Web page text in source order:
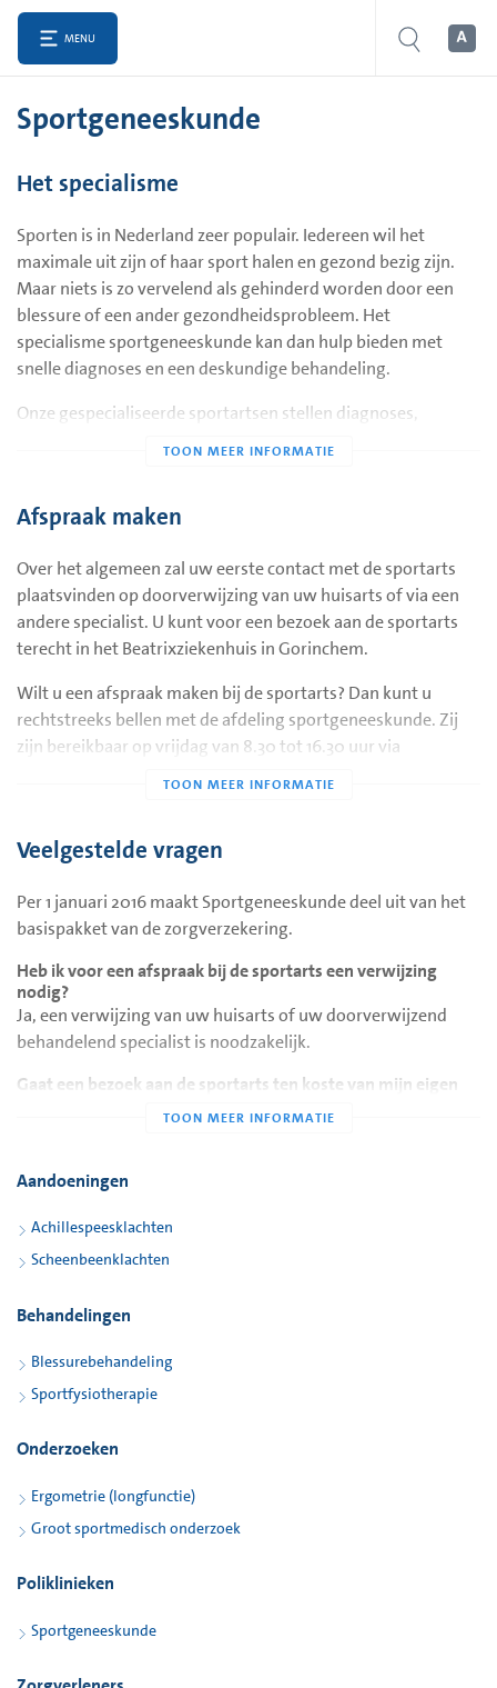
MENU
Sportgeneeskunde
Het specialisme
Sporten is in Nederland zeer populair. Iedereen wil het
maximale uit zijn of haar sport halen en gezond bezig zijn.
Maar niets is zo vervelend als gehinderd worden door een
blessure of een ander gezondheidsprobleem. Het
specialisme sportgeneeskunde kan dan hulp bieden met
snelle diagnoses en een deskundige behandeling.
Onze gespecialiseerde sportartsen stellen diagnoses,
belang inzien van een dergelijk onderzoek als voor sporters
Afspraak maken
Over het algemeen zal uw eerste contact met de sportarts
plaatsvinden op doorverwijzing van uw huisarts of via een
andere specialist. U kunt voor een bezoek aan de sportarts
terecht in het Beatrixziekenhuis in Gorinchem.
Wilt u een afspraak maken bij de sportarts? Dan kunt u
rechtstreeks bellen met de afdeling sportgeneeskunde. Zij
zijn bereikbaar op vrijdag van 8.30 tot 16.30 uur via
telefonische afsprakenlijn van het Beatrixziekenhuis.
Indien u een afspraak wilt maken voor een Sport Medische
Keuring, kunt u de assistente van de afdeling
uur via telefoonnummer (0183) 64 46 71.
Veelgestelde vragen
Per 1 januari 2016 maakt Sportgeneeskunde deel uit van het
basispakket van de zorgverzekering.
Heb ik voor een afspraak bij de sportarts een verwijzing
nodig?
Ja, een verwijzing van uw huisarts of uw doorverwijzend
behandelend specialist is noodzakelijk.
Gaat een bezoek aan de sportarts ten koste van mijn eigen
Een bezoek aan de sportarts gaat ten koste van uw eigen
Aandoeningen
Achillespeesklachten
Scheenbeenklachten
Behandelingen
Blessurebehandeling
Sportfysiotherapie
Onderzoeken
Ergometrie (longfunctie)
Groot sportmedisch onderzoek
Poliklinieken
Sportgeneeskunde